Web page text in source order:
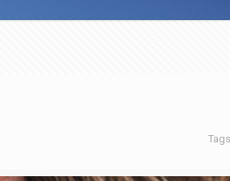
Tags